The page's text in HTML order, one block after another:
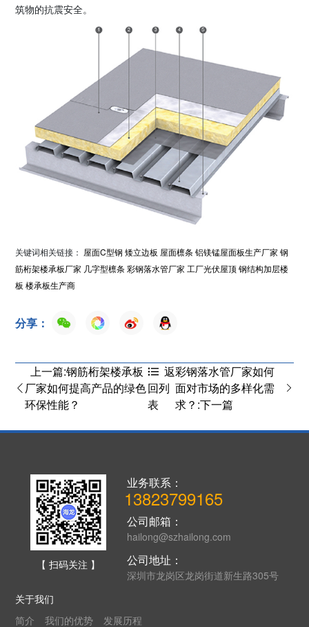
筑物的抗震安全。
关键词相关链接： 屋面C型钢 矮立边板 屋面檩条 铝镁锰屋面板生产厂家 钢
筋桁架楼承板厂家 几字型檩条 彩钢落水管厂家 工厂光伏屋顶 钢结构加层楼
板 楼承板生产商
分享：
上一篇:钢筋桁架楼承板
厂家如何提高产品的绿色
环保性能？
返
回列
表
彩钢落水管厂家如何
面对市场的多样化需
求？:下一篇
【 扫码关注 】
业务联系：
13823799165
公司邮箱：
hailong@szhailong.com
公司地址：
深圳市龙岗区龙岗街道新生路305号
关于我们
简介
我们的优势 发展历程